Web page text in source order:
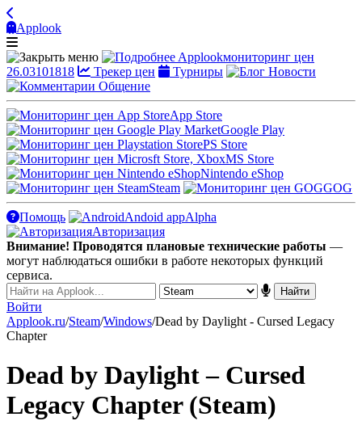
Applook
Applookмониторинг цен
26.03101818
Трекер цен Турниры
Новости
Общение
App Store
Google Play
PS Store
MS Store
Nintendo eShop
Steam
GOG
Помощь Andoid appAlpha
Авторизация
Внимание! Проводятся плановые технические работы —
могут наблюдаться ошибки в работе некоторых функций
сервиса.
Войти
Applook.ru/Steam/Windows/Dead by Daylight - Cursed Legacy
Chapter
Dead by Daylight – Cursed
Legacy Chapter (Steam)